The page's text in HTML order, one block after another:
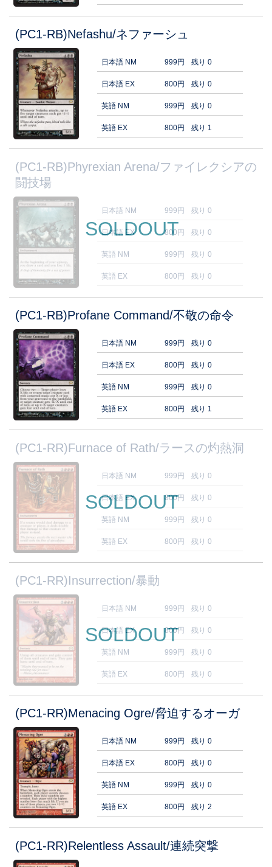
(PC1-RB)Nefashu/ネファーシュ
日本語 NM 999円 残り 0
日本語 EX 800円 残り 0
英語 NM 999円 残り 0
英語 EX 800円 残り 1
(PC1-RB)Phyrexian Arena/ファイレクシアの
闘技場
日本語 NM 999円 残り 0
日本語 EX 800円 残り 0
英語 NM 999円 残り 0
英語 EX 800円 残り 0
SOLDOUT
(PC1-RB)Profane Command/不敬の命令
日本語 NM 999円 残り 0
日本語 EX 800円 残り 0
英語 NM 999円 残り 0
英語 EX 800円 残り 1
(PC1-RR)Furnace of Rath/ラースの灼熱洞
日本語 NM 999円 残り 0
日本語 EX 800円 残り 0
英語 NM 999円 残り 0
英語 EX 800円 残り 0
SOLDOUT
(PC1-RR)Insurrection/暴動
日本語 NM 999円 残り 0
日本語 EX 800円 残り 0
英語 NM 999円 残り 0
英語 EX 800円 残り 0
SOLDOUT
(PC1-RR)Menacing Ogre/脅迫するオーガ
日本語 NM 999円 残り 0
日本語 EX 800円 残り 0
英語 NM 999円 残り 0
英語 EX 800円 残り 2
(PC1-RR)Relentless Assault/連続突撃